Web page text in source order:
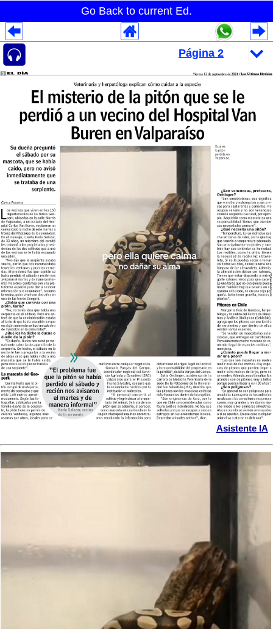
Go Back to current Ed.
Asistente IA
Despliegues Analytics
Despliegues Totales
Despliegues por Rubros